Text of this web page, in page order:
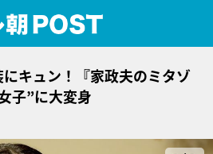
キュン！『家政夫のミタゾ
子”に大変身